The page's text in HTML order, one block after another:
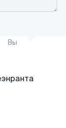
Вы